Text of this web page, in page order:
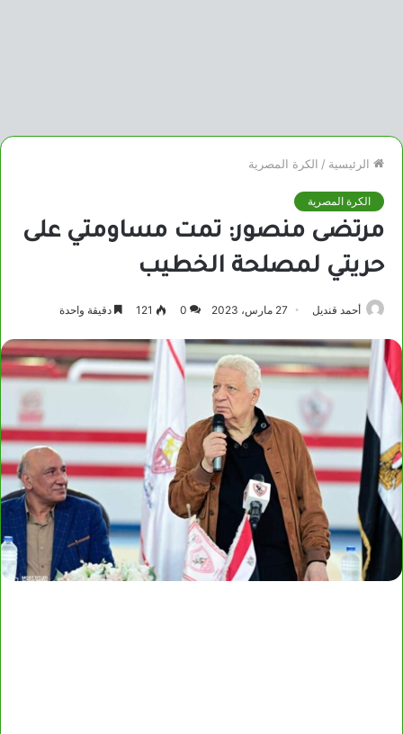
الرئيسية / الكرة المصرية
الكرة المصرية
مرتضى منصور: تمت مساومتي على
حريتي لمصلحة الخطيب
أحمد قنديل 27 مارس، 2023 0
121 دقيقة واحدة